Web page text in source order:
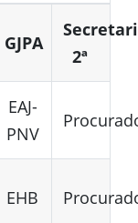
GJPA
2ª
EAJ-
PNV
EHB